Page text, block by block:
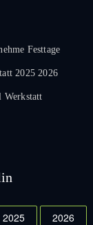
Festtage
2025 2026
Werkstatt
2025 2026